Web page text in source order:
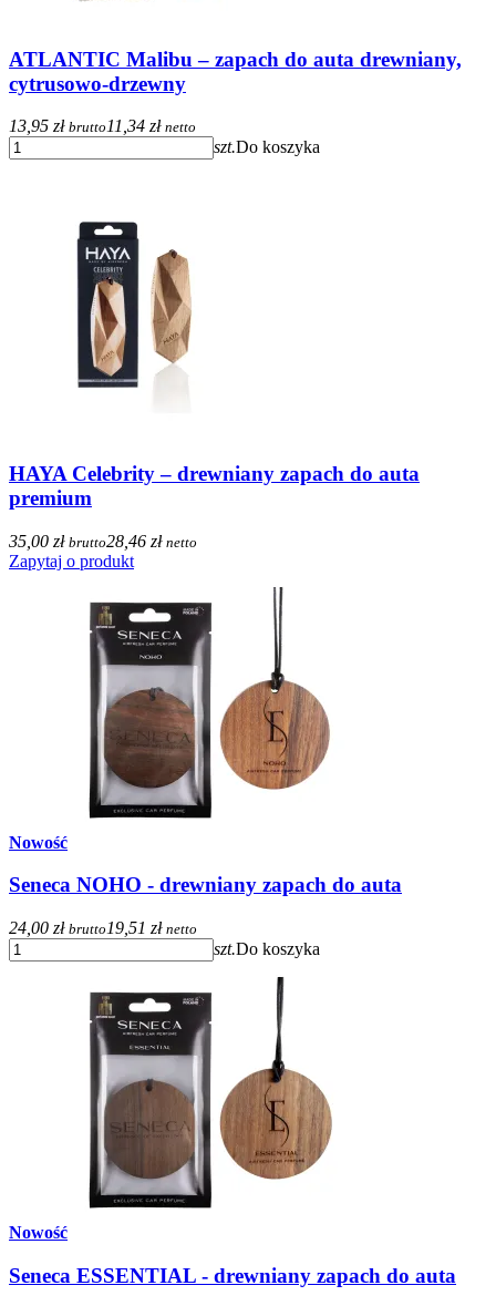
ATLANTIC Malibu – zapach do auta drewniany,
cytrusowo-drzewny
13,95 zł brutto 11,34 zł netto
szt.Do koszyka
HAYA Celebrity – drewniany zapach do auta
premium
35,00 zł brutto28,46 zł netto
Zapytaj o produkt
Nowość
Seneca NOHO - drewniany zapach do auta
24,00 zł brutto 19,51 zł netto
szt.Do koszyka
Nowość
Seneca ESSENTIAL - drewniany zapach do auta